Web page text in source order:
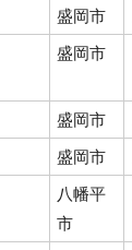
盛岡市
盛岡市
盛岡市
盛岡市
八幡平
市